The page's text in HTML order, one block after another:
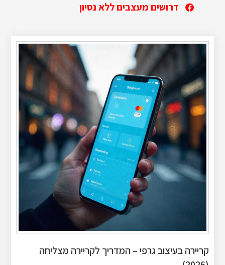
דרושים מעצבים ללא נסיון
קריירה בעיצוב גרפי – המדריך לקריירה מצליחה